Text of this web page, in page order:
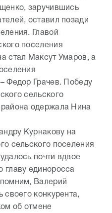
заручившись
оставил позади
Главой
поселения
стал Максут Умаров, а
Федор Грачев. Победу
сельского
одержала Нина
Курнакову на
сельского поселения
почти вдвое
главу единоросса
Валерий
своего конкурента,
об отмене